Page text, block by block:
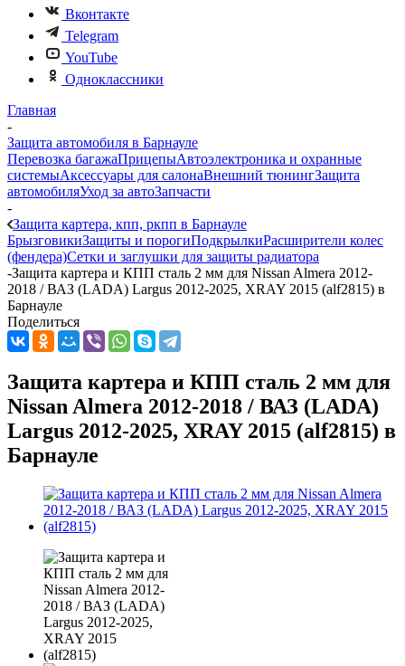
Вконтакте
Telegram
YouTube
Одноклассники
Главная
-
Защита автомобиля в Барнауле
Перевозка багажаПрицепыАвтоэлектроника и охранные
системыАксессуары для салонаВнешний тюнингЗащита
автомобиляУход за автоЗапчасти
-
Защита картера, кпп, ркпп в Барнауле
БрызговикиЗащиты и порогиПодкрылкиРасширители колес
(фендера)Сетки и заглушки для защиты радиатора
-Защита картера и КПП сталь 2 мм для Nissan Almera 2012-
2018 / ВАЗ (LADA) Largus 2012-2025, XRAY 2015 (alf2815) в
Барнауле
Поделиться
Защита картера и КПП сталь 2 мм для
Nissan Almera 2012-2018 / ВАЗ (LADA)
Largus 2012-2025, XRAY 2015 (alf2815) в
Барнауле